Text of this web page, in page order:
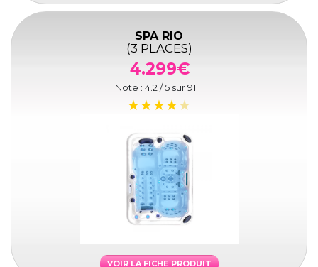
SPA RIO
(3 PLACES)
4.299€
Note : 4.2 / 5 sur91
VOIR LA FICHE PRODUIT